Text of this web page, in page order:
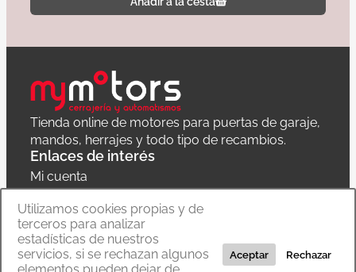
Tienda online de motores para puertas de garaje,
mandos, herrajes y todo tipo de recambios.
Enlaces de interés
Mi cuenta
Política de privacidad
Carrito
Utilizamos cookies propias y de
terceros para analizar
estadísticas de nuestros
servicios, si se rechazan algunos
Aceptar Rechazar